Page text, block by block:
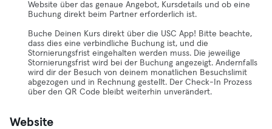
Website über das genaue Angebot, Kursdetails und ob eine
Buchung direkt beim Partner erforderlich ist.
Buche Deinen Kurs direkt über die USC App! Bitte beachte,
dass dies eine verbindliche Buchung ist, und die
Stornierungsfrist eingehalten werden muss. Die jeweilige
Stornierungsfrist wird bei der Buchung angezeigt. Andernfalls
wird dir der Besuch von deinem monatlichen Besuchslimit
abgezogen und in Rechnung gestellt. Der Check-In Prozess
über den QR Code bleibt weiterhin unverändert.
Website